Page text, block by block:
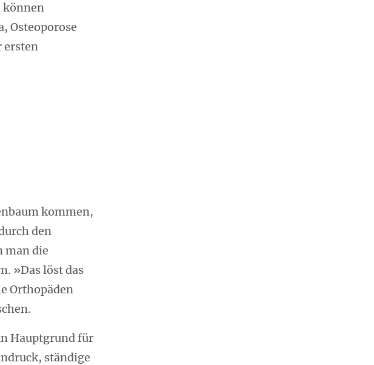
können
Osteoporose
ersten
kommen,
den
man die
»Das löst das
Orthopäden
Hauptgrund für
ständige